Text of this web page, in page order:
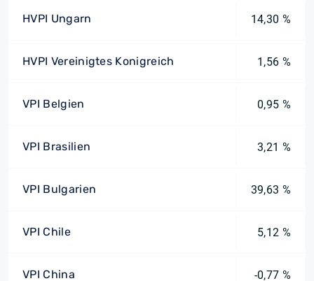
HVPI Ungarn 14,30 %
HVPI Vereinigtes Konigreich 1,56 %
VPI Belgien 0,95 %
VPI Brasilien 3,21 %
VPI Bulgarien 39,63 %
VPI Chile 5,12 %
VPI China -0,77 %